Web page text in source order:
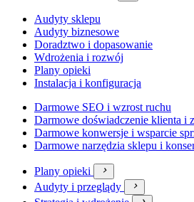
Audyty sklepu
Audyty biznesowe
Doradztwo i dopasowanie
Wdrożenia i rozwój
Plany opieki
Instalacja i konfiguracja
Darmowe SEO i wzrost ruchu
Darmowe doświadczenie klienta i
Darmowe konwersje i wsparcie
Darmowe narzędzia sklepu i
Plany opieki 
Audyty i przeglądy 